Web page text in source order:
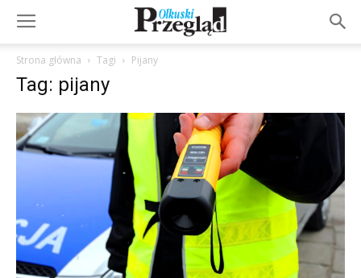
Strona główna Tagi Pijany
Tag: pijany